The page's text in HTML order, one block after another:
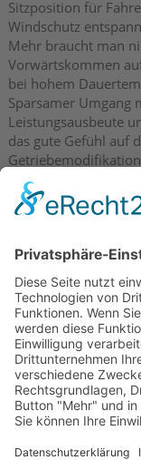
Sitzposition für
Windschutz
Mehr braucht man
Vorwärtskommen
bei hohem
Sparsamer Umgang
Leistungsausbeute
das gute Gefühl auf
wartungsarmen
muss man, je nach
den Tisch blättern,